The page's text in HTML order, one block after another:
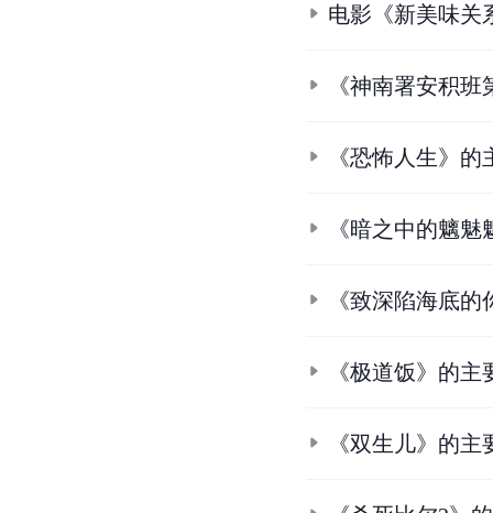
电影《新美味关
《神南署安积
《恐怖人生》的
《暗之中的魑
《致深陷海底
《极道饭》的主
《双生儿》的主